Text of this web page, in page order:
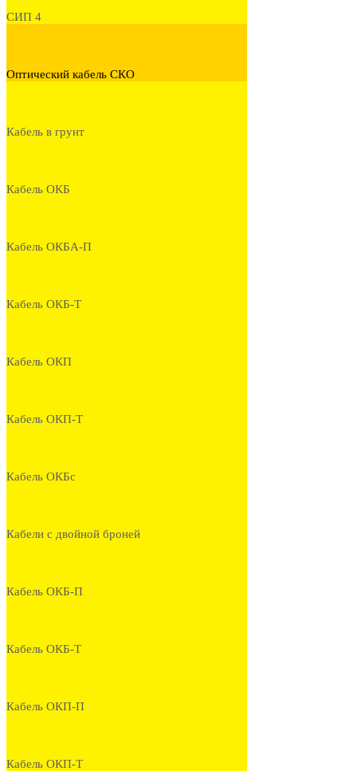
СИП 4
Оптический кабель СКО
Кабель в грунт
Кабель ОКБ
Кабель ОКБА-П
Кабель ОКБ-Т
Кабель ОКП
Кабель ОКП-Т
Кабель ОКБс
Кабели с двойной броней
Кабель ОКБ-П
Кабель ОКБ-Т
Кабель ОКП-П
Кабель ОКП-Т